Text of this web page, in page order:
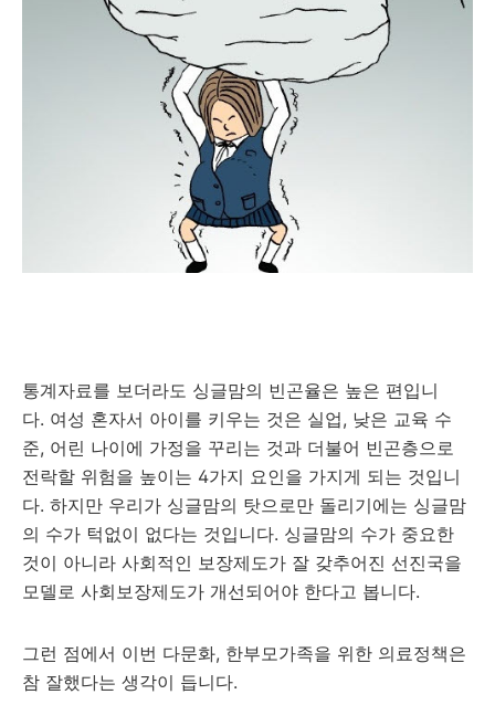
통계자료를 보더라도 싱글맘의 빈곤율은 높은 편입니
다. 여성 혼자서 아이를 키우는 것은 실업, 낮은 교육 수
준, 어린 나이에 가정을 꾸리는 것과 더불어 빈곤층으로
전락할 위험을 높이는 4가지 요인을 가지게 되는 것입니
다. 하지만 우리가 싱글맘의 탓으로만 돌리기에는 싱글맘
의 수가 턱없이 없다는 것입니다. 싱글맘의 수가 중요한
것이 아니라 사회적인 보장제도가 잘 갖추어진 선진국을
모델로 사회보장제도가 개선되어야 한다고 봅니다.
그런 점에서 이번 다문화, 한부모가족을 위한 의료정책은
참 잘했다는 생각이 듭니다.